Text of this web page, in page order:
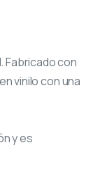
. Fabricado con
vinilo con una
y es